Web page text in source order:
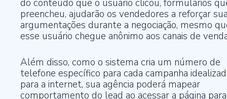
do conteúdo que o usuário clicou, formulários
preencheu, ajudarão os vendedores a reforçar
argumentações durante a negociação, mesmo
esse usuário chegue anônimo aos canais de
Além disso, como o sistema cria um número de
telefone específico para cada campanha
para a internet, sua agência poderá mapear
comportamento do lead ao acessar a página para